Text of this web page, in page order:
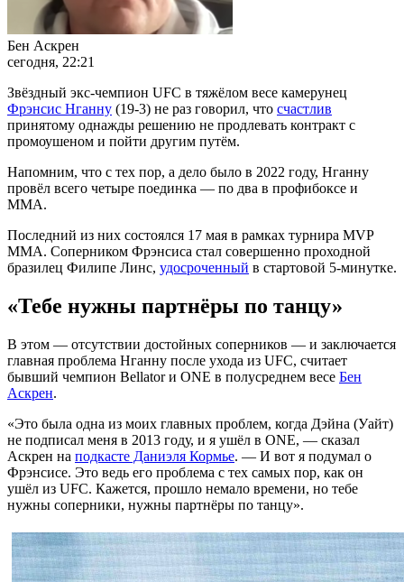
Бен Аскрен
сегодня, 22:21
Звёздный экс-чемпион UFC в тяжёлом весе камерунец
Фрэнсис Нганну (19-3) не раз говорил, что счастлив
принятому однажды решению не продлевать контракт с
промоушеном и пойти другим путём.
Напомним, что с тех пор, а дело было в 2022 году, Нганну
провёл всего четыре поединка — по два в профибоксе и
ММА.
Последний из них состоялся 17 мая в рамках турнира МVP
ММА. Соперником Фрэнсиса стал совершенно проходной
бразилец Филипе Линс, удосроченный в стартовой 5-минутке.
«Тебе нужны партнёры по танцу»
В этом — отсутствии достойных соперников — и заключается
главная проблема Нганну после ухода из UFC, считает
бывший чемпион Bellator и ONE в полусреднем весе Бен
Аскрен.
«Это была одна из моих главных проблем, когда Дэйна (Уайт)
не подписал меня в 2013 году, и я ушёл в ONE, — сказал
Аскрен на подкасте Даниэля Кормье. — И вот я подумал о
Фрэнсисе. Это ведь его проблема с тех самых пор, как он
ушёл из UFC. Кажется, прошло немало времени, но тебе
нужны соперники, нужны партнёры по танцу».